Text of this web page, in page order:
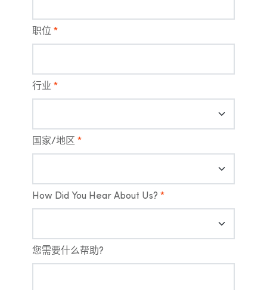
职位 *
行业 *
国家/地区 *
How Did You Hear About Us? *
您需要什么帮助?